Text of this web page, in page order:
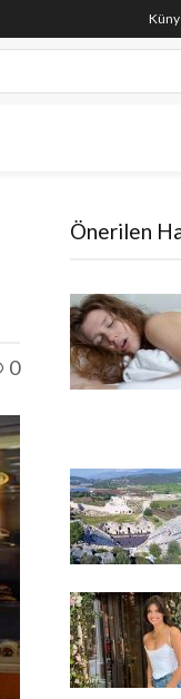
0
Önerilen